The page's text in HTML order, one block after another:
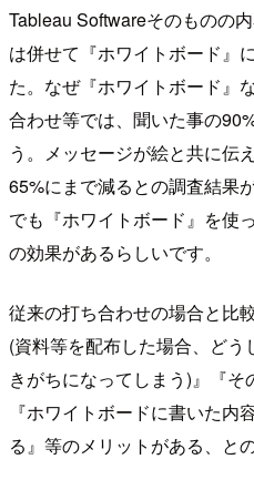
Tableau Softwareそのものの
は併せて『ホワイトボード』
た。なぜ『ホワイトボード』
合わせ等では、聞いた事の
う。メッセージが絵と共に伝
65%にまで減るとの調査結果
でも『ホワイトボード』を使
の効果があるらしいです。
従来の打ち合わせの場合と比
(資料等を配布した場合、ど
きがちになってしまう)』『そ
『ホワイトボードに書いた
る』等のメリットがある、と